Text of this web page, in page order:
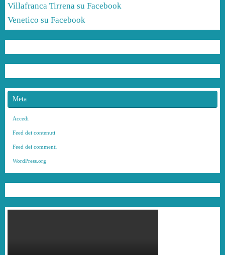
Villafranca Tirrena su Facebook
Venetico su Facebook
Meta
Accedi
Feed dei contenuti
Feed dei commenti
WordPress.org